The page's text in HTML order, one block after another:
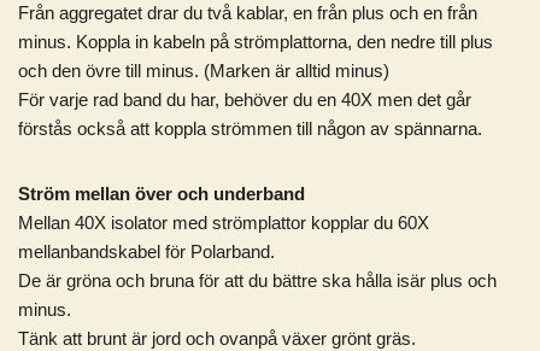
Från aggregatet drar du två kablar, en från plus och en från
minus. Koppla in kabeln på strömplattorna, den nedre till plus
och den övre till minus. (Marken är alltid minus)
För varje rad band du har, behöver du en 40X men det går
förstås också att koppla strömmen till någon av spännarna.
Ström mellan över och underband
Mellan 40X isolator med strömplattor kopplar du 60X
mellanbandskabel för Polarband.
De är gröna och bruna för att du bättre ska hålla isär plus och
minus.
Tänk att brunt är jord och ovanpå växer grönt gräs.